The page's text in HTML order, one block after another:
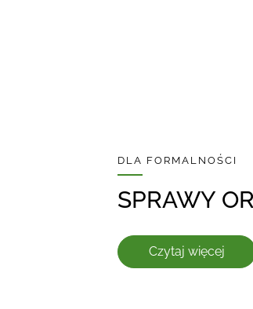
DLA FORMALNOŚCI
SPRAWY
Czytaj więcej